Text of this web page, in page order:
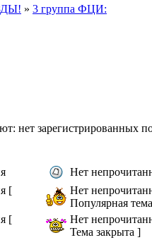
» 3 группа ФЦИ:
нет зарегистрированных
Нет
[
Нет
Популярная
[
Нет
Тема закрыта ]